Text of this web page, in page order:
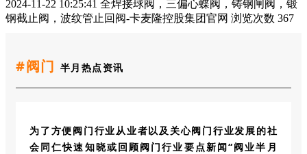
2024-11-22 10:25:41 全焊接球阀，三偏心蝶阀，铸钢闸阀，锻
钢截止阀，波纹管止回阀-卡麦隆控股集团官网 浏览次数 367
#阀门 半月热点资讯
为了方便阀门行业从业者以及关心阀门行业发展的社
会同仁快速知晓或回顾阀门行业要点新闻“阀业半月